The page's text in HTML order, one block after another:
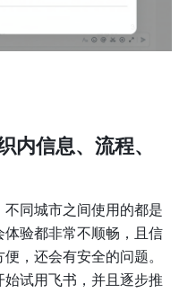
内信息、流程、
同城市之间使用的都是
验都非常不顺畅，且信
，还会有安全的问题。
试用飞书，并且逐步推